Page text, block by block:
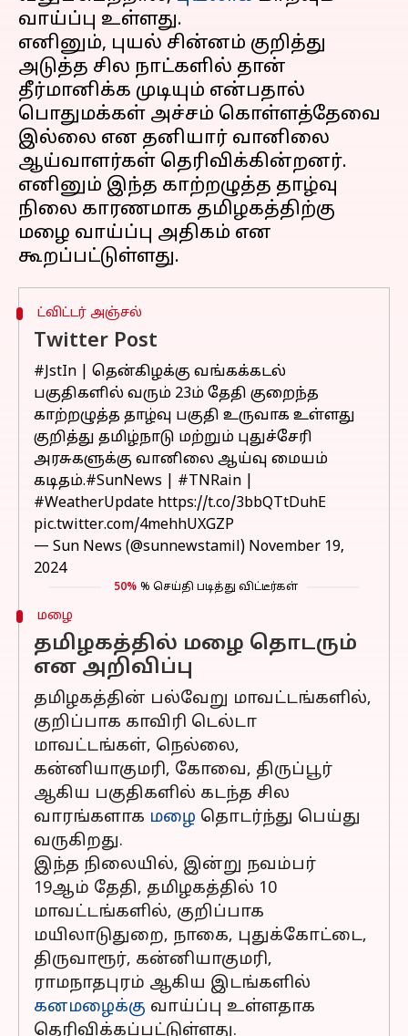
வாய்ப்பு உள்ளது.
எனினும், புயல் சின்னம் குறித்து
அடுத்த சில நாட்களில் தான்
தீர்மானிக்க முடியும் என்பதால்
பொதுமக்கள் அச்சம் கொள்ளத்தேவை
இல்லை என தனியார் வானிலை
ஆய்வாளர்கள் தெரிவிக்கின்றனர்.
எனினும் இந்த காற்றழுத்த தாழ்வு
நிலை காரணமாக தமிழகத்திற்கு
மழை வாய்ப்பு அதிகம் என
ட்விட்டர் அஞ்சல்
Twitter Post
#JstIn | தென்கிழக்கு வங்கக்கடல்
பகுதிகளில் வரும் 23ம் தேதி குறைந்த
காற்றழுத்த தாழ்வு பகுதி உருவாக உள்ளது
குறித்து தமிழ்நாடு மற்றும் புதுச்சேரி
அரசுகளுக்கு வானிலை ஆய்வு மையம்
கடிதம்.#SunNews #TNRain
#WeatherUpdate https://t.co/3bbQTtDuhE
pic.twitter.com/4mehhUXGZP
— Sun News (@sunnewstamil) November 19,
2024
50% % செய்தி படித்து விட்டீர்கள்
மழை
தமிழகத்தில் மழை தொடரும்
என அறிவிப்பு
தமிழகத்தின் பல்வேறு மாவட்டங்களில்,
குறிப்பாக காவிரி டெல்டா
மாவட்டங்கள், நெல்லை,
கன்னியாகுமரி, கோவை, திருப்பூர்
ஆகிய பகுதிகளில் கடந்த சில
வாரங்களாக மழை தொடர்ந்து பெய்து
வருகிறது.
இந்த நிலையில், இன்று நவம்பர்
19ஆம் தேதி, தமிழகத்தில் 10
மாவட்டங்களில், குறிப்பாக
மயிலாடுதுறை, நாகை, புதுக்கோட்டை,
திருவாரூர், கன்னியாகுமரி,
ராமநாதபுரம் ஆகிய இடங்களில்
கனமழைக்கு வாய்ப்பு உள்ளதாக
தெரிவிக்கப்பட்டுள்ளது.